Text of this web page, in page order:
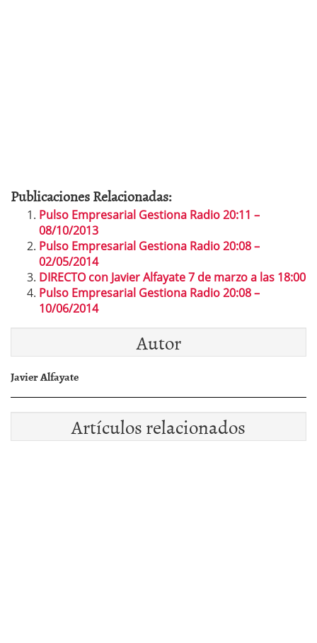
Publicaciones Relacionadas:
Pulso Empresarial Gestiona Radio 20:11 –
08/10/2013
Pulso Empresarial Gestiona Radio 20:08 –
02/05/2014
DIRECTO con Javier Alfayate 7 de marzo a las 18:00
Pulso Empresarial Gestiona Radio 20:08 –
10/06/2014
Autor
Javier Alfayate
Artículos relacionados